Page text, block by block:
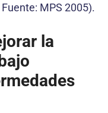
MPS 2005).
la